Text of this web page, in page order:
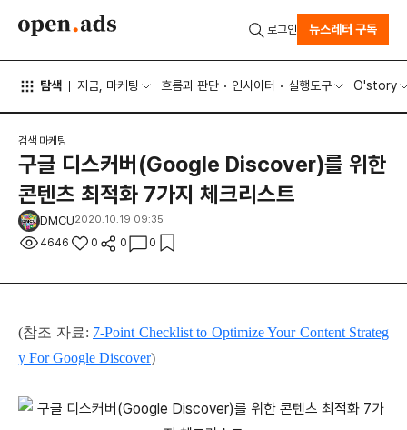
탐색 지금, 마케팅 흐름과 판단 인사이터 실행도구 O'story
로그인 뉴스레터 구독
검색 마케팅
구글 디스커버(Google Discover)를 위한
콘텐츠 최적화 7가지 체크리스트
DMCU2020.10.19 09:35
4646 0 0 0
(참조 자료: 7-Point Checklist to Optimize Your Content Strateg
y For Google Discover)